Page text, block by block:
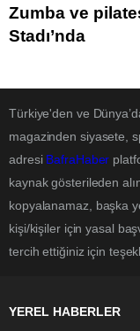
Zumba ve
Stadı’nda
Türkiye'den ve
magazinden siyasete,
adresi BafraHaber
kaynak gösterileden
kopyalanamaz, başka
kişi/kişiler için yasal
tercih ettiğiniz için
YEREL HABERLER